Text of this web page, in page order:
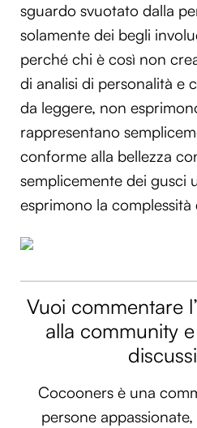
sguardo svuotato dalla
solamente dei begli
perché chi è così non
di analisi di personalità e
da leggere, non
rappresentano
conforme alla bellezza
semplicemente dei gusci
esprimono la complessità
Vuoi commentare
alla community
Cocooners è una
persone